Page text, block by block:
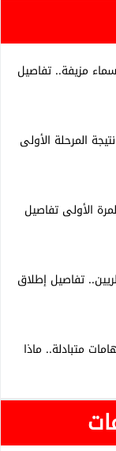
مزيفة.. تفاصيل
المرحلة الأولى
الأولى تفاصيل
تفاصيل إطلاق
متبادلة.. ماذا